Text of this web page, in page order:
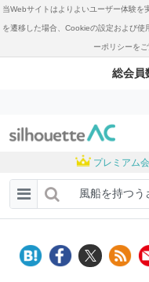
当Webサイトはよりよいユーザー体験を
を遷移した場合、Cookieの設定および
ーポリシーを
総会員
プレミアム